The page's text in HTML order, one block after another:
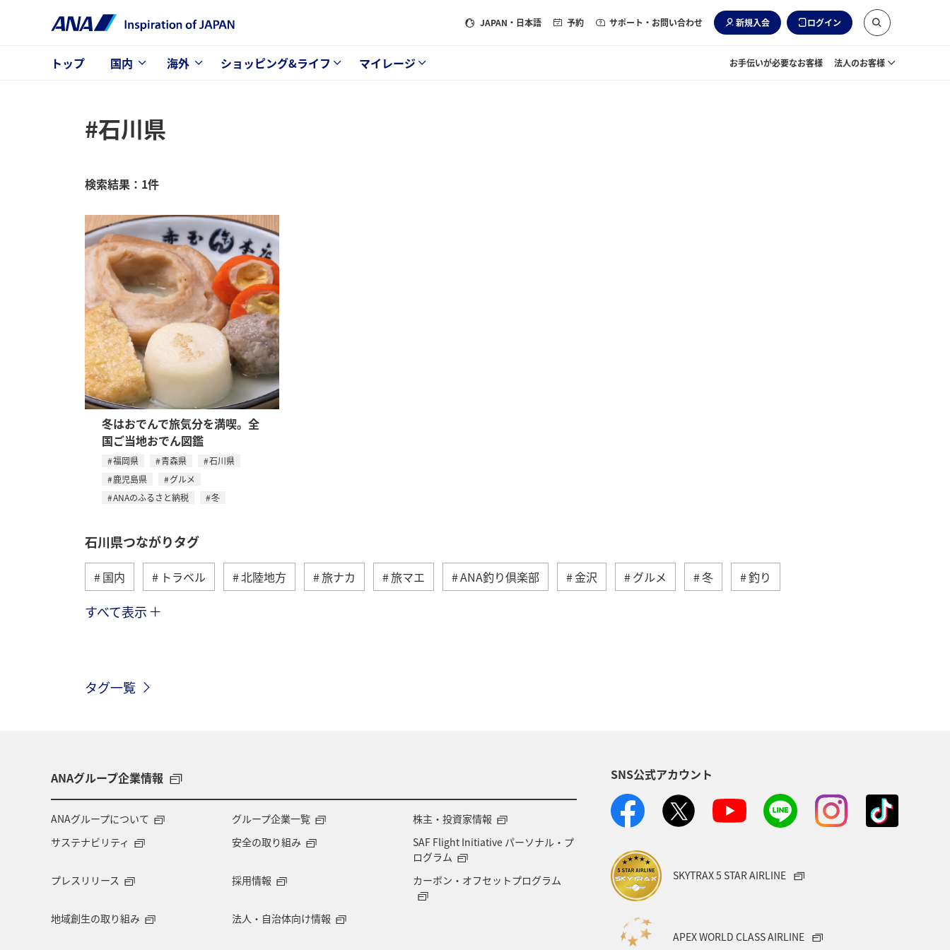
JAPAN ・日本語 予約 サポート・お問い合わせ 新規入会 ログイン
トップ 国内 海外 ショッピング&ライフ マイレージ お手伝いが必要なお客様 法人のお客様
#石川県
検索結果：1件
冬はおでんで旅気分を満喫。全
国ご当地おでん図鑑
福岡県 青森県
石川県
鹿児島県
グルメ
ANAのふるさと納税
冬
石川県つながりタグ
国内 トラベル 北陸地方 旅ナカ 旅マエ ANA釣り倶楽部 金沢 グルメ 冬 釣り
夏 秋
温泉
すべて表示
タグ一覧
ANAグループ企業情報
ANAグループについて グループ企業一覧
株主・投資家情報
サステナビリティ
安全の取り組み
SAF Flight Initiative パーソナル・プ
ログラム
プレスリリース
採用情報 カーボン・オフセットプログラム
地域創生の取り組み 法人・自治体向け情報
SNS公式アカウント
SKYTRAX 5 STAR AIRLINE
APEX WORLD CLASS AIRLINE